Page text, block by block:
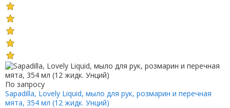
По запросу
Sapadilla, Lovely Liquid, мыло для рук, розмарин и перечная
мята, 354 мл (12 жидк. Унций)